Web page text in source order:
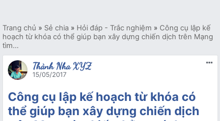
Trang chủ » Sẻ chia » Hỏi đáp - Trắc nghiệm » Công cụ lập kế
hoạch từ khóa có thể giúp bạn xây dựng chiến dịch trên Mạng
tìm...
Thành Nha XYZ
15/05/2017
Công cụ lập kế hoạch từ khóa có
thể giúp bạn xây dựng chiến dịch